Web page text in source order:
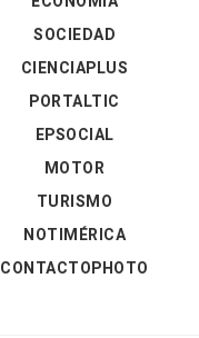
SOCIEDAD
CIENCIAPLUS
PORTALTIC
EPSOCIAL
MOTOR
TURISMO
NOTIMÉRICA
CONTACTOPHOTO